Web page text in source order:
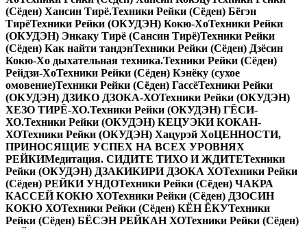
(Сёден) Хансин Тирё.Техники Рейки (Сёден) Бёгэн
ТирёТехники Рейки (ОКУДЭН) Кокю-ХоТехники Рейки
(ОКУДЭН) Энкаку Тирё (Сансин Тирё)Техники Рейки
(Сёден) Как найти тандэнТехники Рейки (Сёден) Дзёсин
Кокю-Хо дыхательная техника.Техники Рейки (Сёден)
Рейдзи-ХоТехники Рейки (Сёден) Кэнёку (сухое
омовение)Техники Рейки (Сёден) ГассёТехники Рейки
(ОКУДЭН) ДЗИКО ДЗОКА-ХОТехники Рейки (ОКУДЭН)
ХЕЗО ТИРЁ-ХО.Техники Рейки (ОКУДЭН) ГЁСИ-
ХО.Техники Рейки (ОКУДЭН) КЕЦУЭКИ КОКАН-
ХОТехники Рейки (ОКУДЭН) Хацурэй ХоЦЕННОСТИ,
ПРИНОСЯЩИЕ УСПЕХ НА ВСЕХ УРОВНЯХ
РЕЙКИМедитация. СИДИТЕ ТИХО И ЖДИТЕТехники
Рейки (ОКУДЭН) ДЗАКИКИРИ ДЗОКА ХОТехники Рейки
(Сёден) РЕЙКИ УНДОТехники Рейки (Сёден) ЧАКРА
КАССЕЙ КОКЮ ХОТехники Рейки (Сёден) ДЗОСИН
КОКЮ ХОТехники Рейки (Сёден) КЁН ЁКУТехники
Рейки (Сёден) БЁСЭН РЕЙКАН ХОТехники Рейки (Сёден)